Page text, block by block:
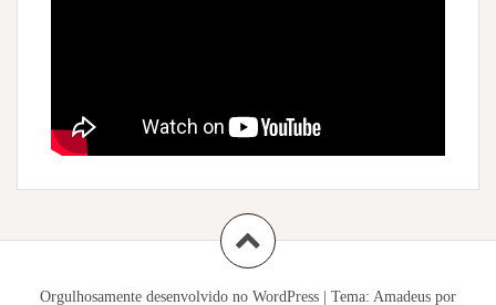
Orgulhosamente desenvolvido no WordPress Tema: Amadeus por